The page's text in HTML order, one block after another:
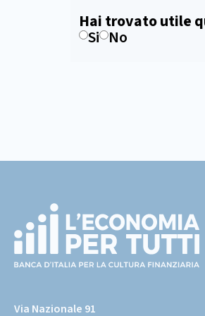
Hai trovato utile
Si No
Via Nazionale 91